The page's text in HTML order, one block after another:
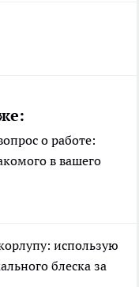
о работе:
в вашего
использую
блеска за